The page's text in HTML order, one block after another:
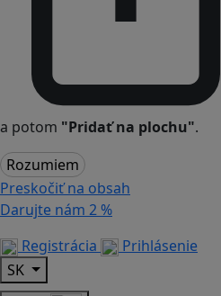
a potom "Pridať na plochu".
Rozumiem
Preskočiť na obsah
Darujte nám 2 %
Registrácia
Prihlásenie
SK